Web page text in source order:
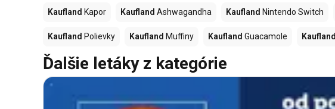
Kaufland Kapor Kaufland Ashwagandha Kaufland Nintendo Switch
Kaufland Polievky Kaufland Muffiny Kaufland Guacamole Kaufland
Ďalšie letáky z kategórie